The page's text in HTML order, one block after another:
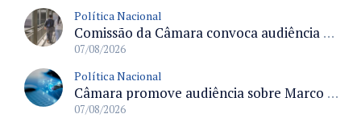
Política Nacional
Comissão da Câmara convoca audiência para discutir misoginia nas escolas e universidades após divulgação de listas misóginas
07/08/2026
Política Nacional
Câmara promove audiência sobre Marco de Fomento à Economia Digital e impactos da inteligência artificial
07/08/2026